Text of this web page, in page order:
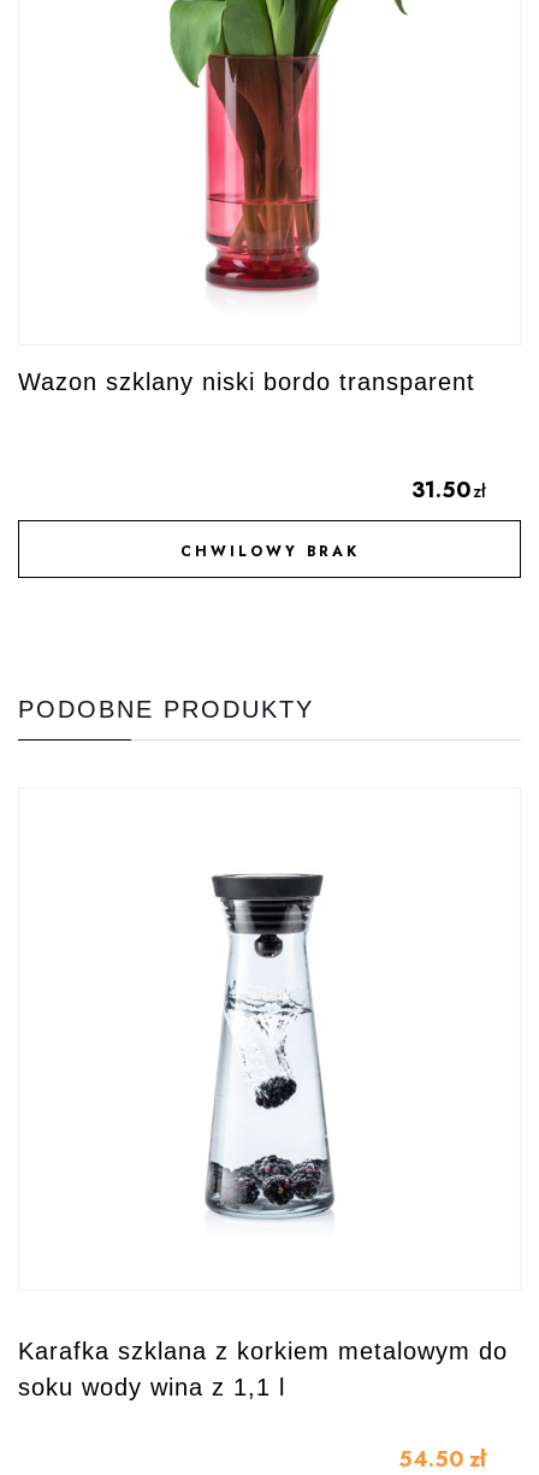
Wazon szklany niski bordo transparent
31.50zł
CHWILOWY BRAK
DODAJ DO ULUBIONYCH
PODOBNE PRODUKTY
Karafka szklana z korkiem metalowym do
soku wody wina z 1,1 l
54.50 zł